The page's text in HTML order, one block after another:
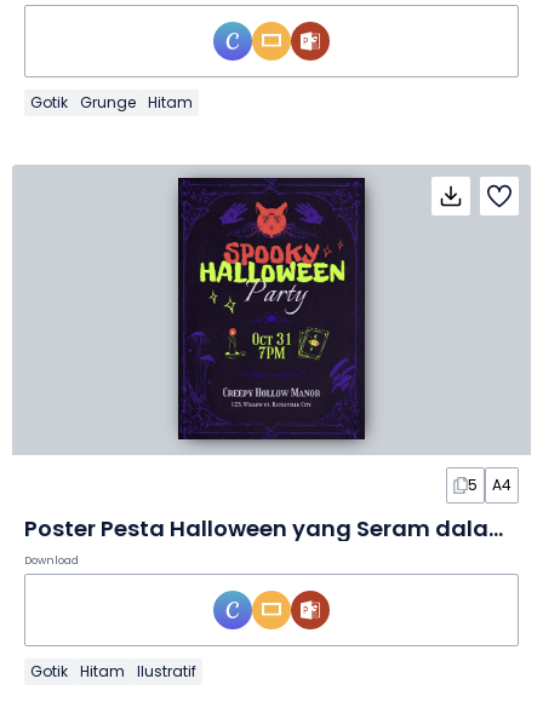
Gotik Grunge Hitam
5 A4
Poster Pesta Halloween yang Seram dalam Slide
Download
Gotik Hitam Ilustratif